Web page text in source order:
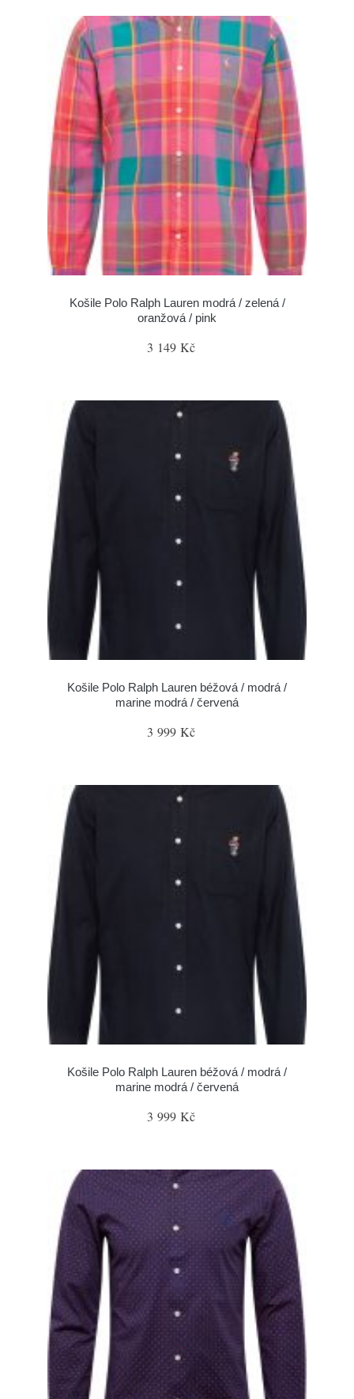
Košile Polo Ralph Lauren modrá / zelená /
oranžová / pink
3 149 Kč
Košile Polo Ralph Lauren béžová / modrá /
marine modrá / červená
3 999 Kč
Košile Polo Ralph Lauren béžová / modrá /
marine modrá / červená
3 999 Kč